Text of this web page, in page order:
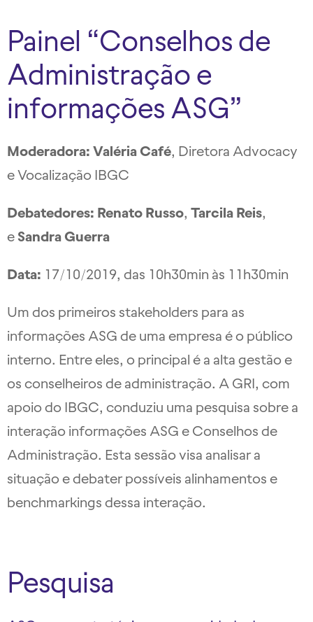
Painel “Conselhos de
Administração e
informações ASG”
Moderadora: Valéria Café, Diretora Advocacy
e Vocalização IBGC
Debatedores: Renato Russo, Tarcila Reis,
e Sandra Guerra
Data: 17/10/2019, das 10h30min às 11h30min
Um dos primeiros stakeholders para as
informações ASG de uma empresa é o público
interno. Entre eles, o principal é a alta gestão e
os conselheiros de administração. A GRI, com
apoio do IBGC, conduziu uma pesquisa sobre a
interação informações ASG e Conselhos de
Administração. Esta sessão visa analisar a
situação e debater possíveis alinhamentos e
benchmarkings dessa interação.
Pesquisa